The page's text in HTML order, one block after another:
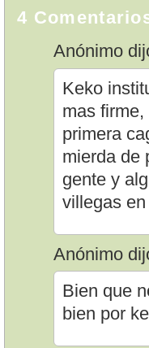
4
Anónimo
Keko
mas
primera
mierda de
gente y
villegas
Anónimo
Bien que
bien por